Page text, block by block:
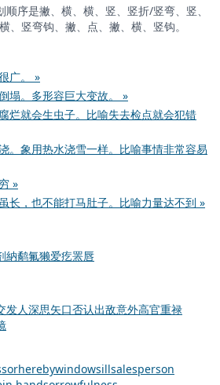
序是撇、横、横、竖、竖折/竖弯、竖、
、竖弯钩、撇、点、撇、横、竖钩。
广。 »
塌。多形容巨大变故。 »
烂就会生虫子。比喻失去检点就会犯错
。象用热水浇雪一样。比喻事情非常容易
»
长，也不能打马肚子。比喻力量达不到 »
納鹬氟獭爱疙罴唇
发人深思矢口否认出敌意外高官重禄
herebywindowsillsalesperson